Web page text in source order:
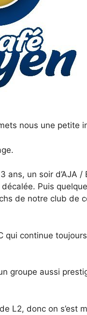
nous une petite
un soir d’AJA
Puis
de notre club de
qui continue
groupe aussi
L2, donc on s’est